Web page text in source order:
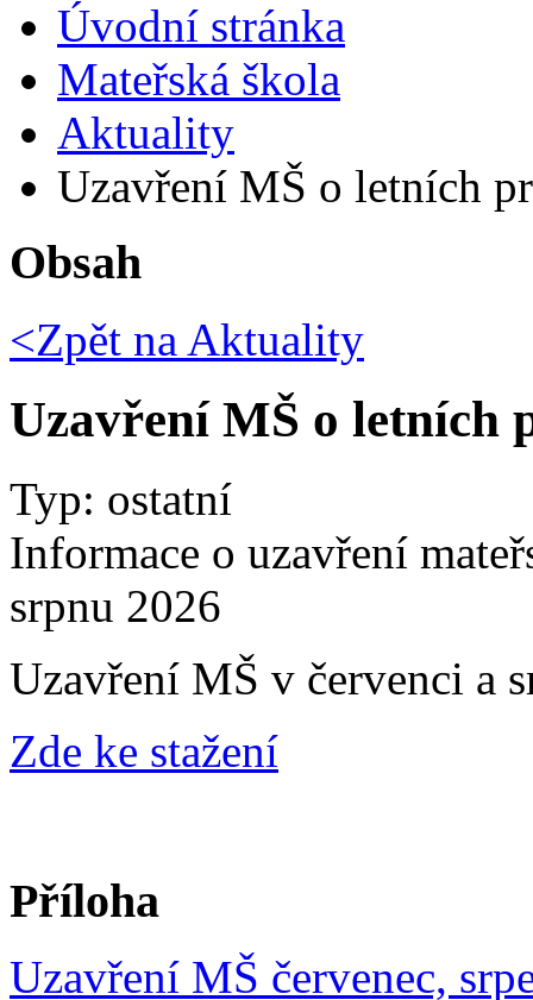
Úvodní stránka
Mateřská škola
Aktuality
Uzavření MŠ o letních
Obsah
<Zpět na Aktuality
Uzavření MŠ o letních
Typ: ostatní
Informace o uzavření
srpnu 2026
Uzavření MŠ v červenci a
Zde ke stažení
Příloha
Uzavření MŠ červenec,